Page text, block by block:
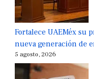
Fortalece UAEMéx su
nueva generación de
5 agosto, 2026